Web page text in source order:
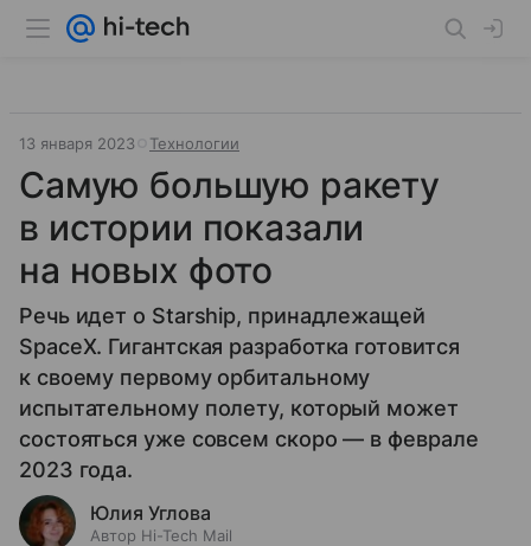
13 января 2023 Технологии
Самую большую ракету
в истории показали
на новых фото
Речь идет о Starship, принадлежащей
SpaceX. Гигантская разработка готовится
к своему первому орбитальному
испытательному полету, который может
состояться уже совсем скоро — в феврале
2023 года.
Юлия Углова
Автор Hi-Tech Mail